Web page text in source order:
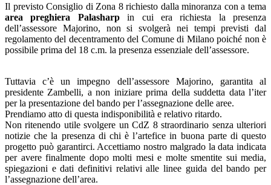
Il previsto Consiglio di Zona 8 richiesto dalla minoranza con a tema
area preghiera Palasharpin cui era richiesta la presenza
dell’assessore Majorino, non si svolgerà nei tempi previsti dal
regolamento del decentramento del Comune di Milano poiché non è
possibile prima del 18 c.m. la presenza essenziale dell’assessore.
Tuttavia c’è un impegno dell’assessore Majorino, garantita al
presidente Zambelli, a non iniziare prima della suddetta data l’iter
per la presentazione del bando per l’assegnazione delle aree.
Prendiamo atto di questa indisponibilità e relativo ritardo.
Non ritenendo utile svolgere un CdZ 8 straordinario senza ulteriori
notizie che la presenza di chi è l’artefice in buona parte di questo
progetto può garantirci. Accettiamo nostro malgrado la data indicata
per avere finalmente dopo molti mesi e molte smentite sui media,
spiegazioni e dati definitivi relativi alle linee guida del bando per
l’assegnazione dell’area.